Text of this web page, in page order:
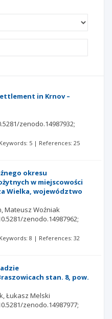
in Krnov –
zenodo.14987932;
5 | References: 25
okresu
w miejscowości
Wielka, województwo
Mateusz Woźniak
zenodo.14987962;
8 | References: 32
stan. 8, pow.
Łukasz Melski
zenodo.14987977;